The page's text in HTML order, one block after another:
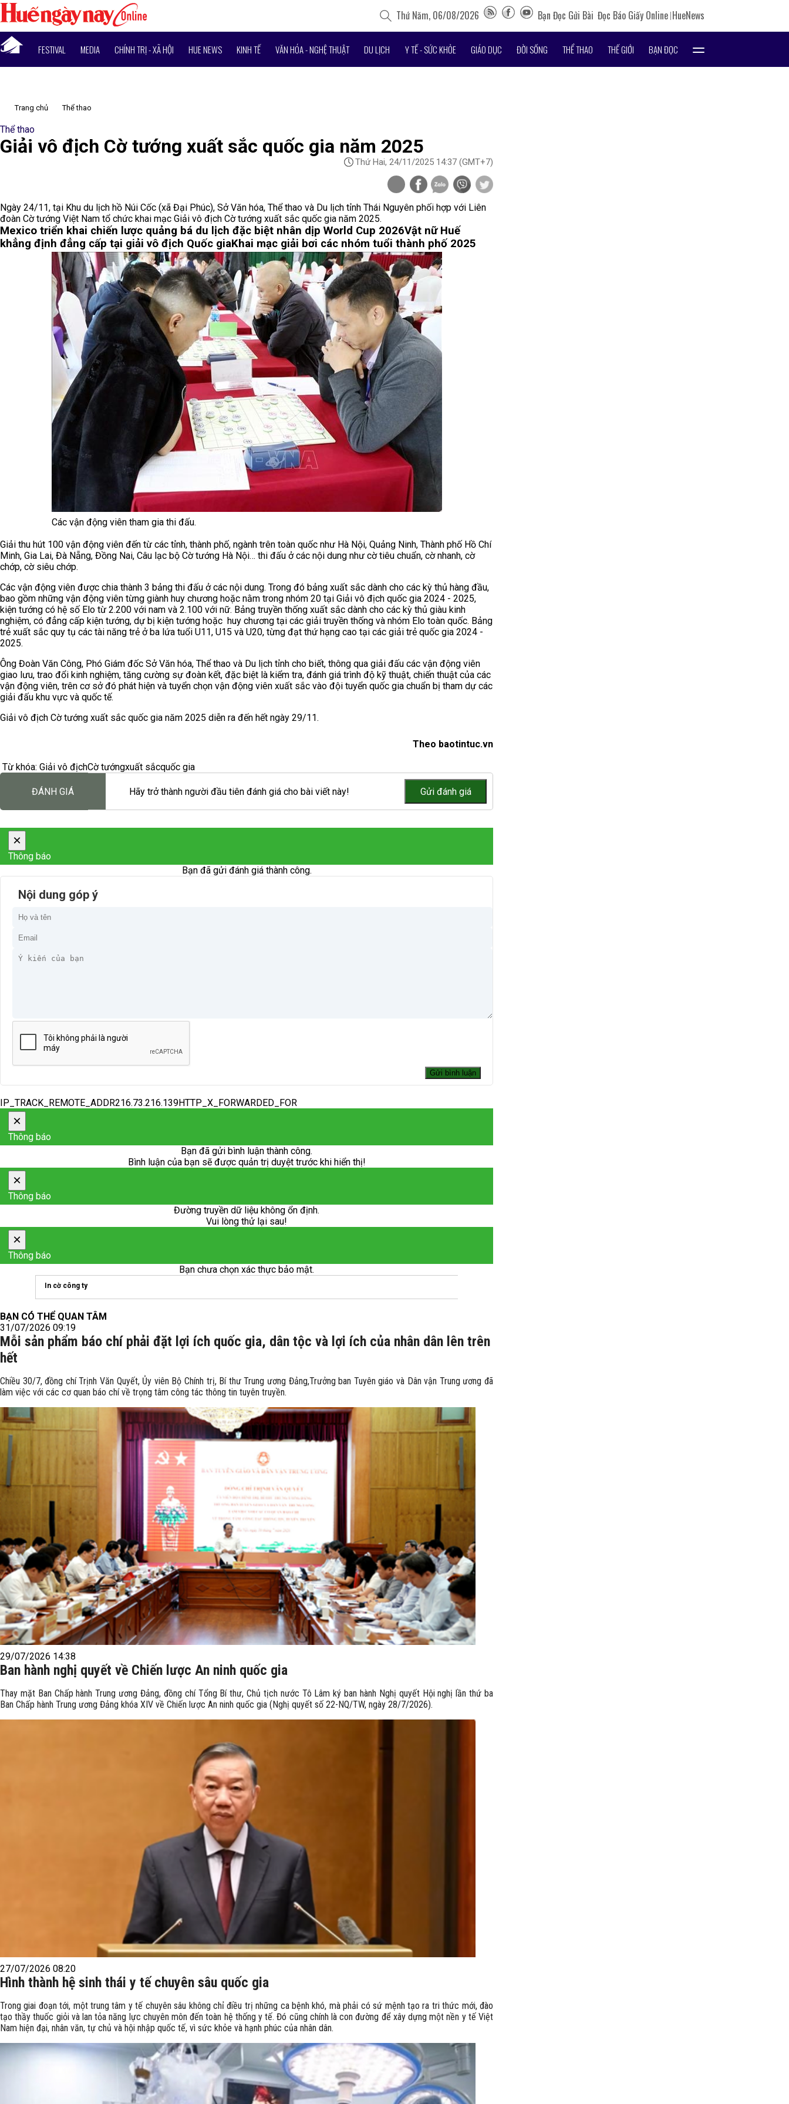
Thứ Năm, 06/08/2026 Bạn Đọc Gửi Bài Đọc Báo Giấy Online HueNews
FESTIVAL MEDIA CHÍNH TRỊ - XÃ HỘI HUE NEWS KINH TẾ VĂN HÓA - NGHỆ THUẬT DU LỊCH Y TẾ - SỨC KHỎE GIÁO DỤC ĐỜI SỐNG THỂ THAO THẾ GIỚI BẠN ĐỌC
Trang chủ Thể thao
Thể thao
Giải vô địch Cờ tướng xuất sắc quốc gia năm 2025
Thứ Hai, 24/11/2025 14:37 (GMT+7)
Ngày 24/11, tại Khu du lịch hồ Núi Cốc (xã Đại Phúc), Sở Văn hóa, Thể thao và Du lịch tỉnh Thái Nguyên phối hợp với Liên
đoàn Cờ tướng Việt Nam tổ chức khai mạc Giải vô địch Cờ tướng xuất sắc quốc gia năm 2025.
Mexico triển khai chiến lược quảng bá du lịch đặc biệt nhân dịp World Cup 2026Vật nữ Huế
khẳng định đẳng cấp tại giải vô địch Quốc giaKhai mạc giải bơi các nhóm tuổi thành phố 2025
Các vận động viên tham gia thi đấu.
Giải thu hút 100 vận động viên đến từ các tỉnh, thành phố, ngành trên toàn quốc như Hà Nội, Quảng Ninh, Thành phố Hồ Chí
Minh, Gia Lai, Đà Nẵng, Đồng Nai, Câu lạc bộ Cờ tướng Hà Nội… thi đấu ở các nội dung như cờ tiêu chuẩn, cờ nhanh, cờ
chớp, cờ siêu chớp.
Các vận động viên được chia thành 3 bảng thi đấu ở các nội dung. Trong đó bảng xuất sắc dành cho các kỳ thủ hàng đầu,
bao gồm những vận động viên từng giành huy chương hoặc nằm trong nhóm 20 tại Giải vô địch quốc gia 2024 - 2025,
kiện tướng có hệ số Elo từ 2.200 với nam và 2.100 với nữ. Bảng truyền thống xuất sắc dành cho các kỳ thủ giàu kinh
nghiệm, có đẳng cấp kiện tướng, dự bị kiện tướng hoặc huy chương tại các giải truyền thống và nhóm Elo toàn quốc. Bảng
trẻ xuất sắc quy tụ các tài năng trẻ ở ba lứa tuổi U11, U15 và U20, từng đạt thứ hạng cao tại các giải trẻ quốc gia 2024 -
2025.
Ông Đoàn Văn Công, Phó Giám đốc Sở Văn hóa, Thể thao và Du lịch tỉnh cho biết, thông qua giải đấu các vận động viên
giao lưu, trao đổi kinh nghiệm, tăng cường sự đoàn kết, đặc biệt là kiểm tra, đánh giá trình độ kỹ thuật, chiến thuật của các
vận động viên, trên cơ sở đó phát hiện và tuyển chọn vận động viên xuất sắc vào đội tuyển quốc gia chuẩn bị tham dự các
giải đấu khu vực và quốc tế.
Giải vô địch Cờ tướng xuất sắc quốc gia năm 2025 diễn ra đến hết ngày 29/11.
Theo baotintuc.vn
Từ khóa: Giải vô địchCờ tướngxuất sắcquốc gia
ĐÁNH GIÁ Hãy trở thành người đầu tiên đánh giá cho bài viết này!
×
Thông báo
Bạn đã gửi đánh giá thành công.
Nội dung góp ý
IP_TRACK_REMOTE_ADDR216.73.216.139HTTP_X_FORWARDED_FOR
×
Thông báo
Bạn đã gửi bình luận thành công.
Bình luận của bạn sẽ được quản trị duyệt trước khi hiển thị!
×
Thông báo
Đường truyền dữ liệu không ổn định.
Vui lòng thử lại sau!
×
Thông báo
Bạn chưa chọn xác thực bảo mật.
In cờ công ty
BẠN CÓ THỂ QUAN TÂM
31/07/2026 09:19
Mỗi sản phẩm báo chí phải đặt lợi ích quốc gia, dân tộc và lợi ích của nhân dân lên trên
hết
Chiều 30/7, đồng chí Trịnh Văn Quyết, Ủy viên Bộ Chính trị, Bí thư Trung ương Đảng,Trưởng ban Tuyên giáo và Dân vận Trung ương đã
làm việc với các cơ quan báo chí về trọng tâm công tác thông tin tuyên truyền.
29/07/2026 14:38
Ban hành nghị quyết về Chiến lược An ninh quốc gia
Thay mặt Ban Chấp hành Trung ương Đảng, đồng chí Tổng Bí thư, Chủ tịch nước Tô Lâm ký ban hành Nghị quyết Hội nghị lần thứ ba
Ban Chấp hành Trung ương Đảng khóa XIV về Chiến lược An ninh quốc gia (Nghị quyết số 22-NQ/TW, ngày 28/7/2026).
27/07/2026 08:20
Hình thành hệ sinh thái y tế chuyên sâu quốc gia
Trong giai đoạn tới, một trung tâm y tế chuyên sâu không chỉ điều trị những ca bệnh khó, mà phải có sứ mệnh tạo ra tri thức mới, đào
tạo thầy thuốc giỏi và lan tỏa năng lực chuyên môn đến toàn hệ thống y tế. Đó cũng chính là con đường để xây dựng một nền y tế Việt
Nam hiện đại, nhân văn, tự chủ và hội nhập quốc tế, vì sức khỏe và hạnh phúc của nhân dân.